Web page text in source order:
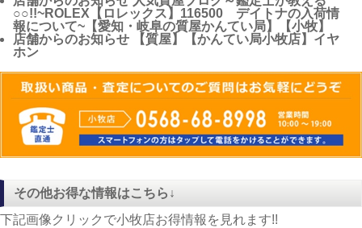
○○!!~ROLEX【ロレックス】116500 デイトナの入荷情
報について~【愛知・岐阜の質屋かんてい局】【小牧】
店舗からのお知らせ 【質屋】【かんてい局小牧店】イヤ
ホン
その他お得な情報はこちら↓
下記画像クリックで小牧店お得情報を見れます!!